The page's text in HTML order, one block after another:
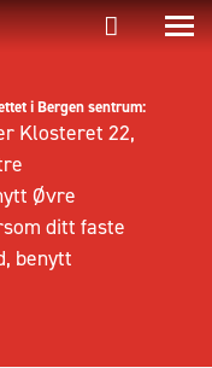
i Bergen sentrum:
Klosteret 22,
Øvre
ditt faste
benytt